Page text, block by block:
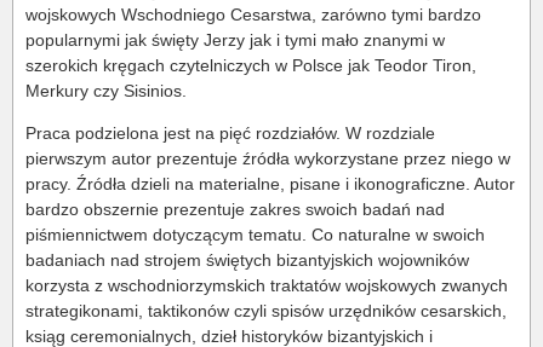
wojskowych Wschodniego Cesarstwa, zarówno tymi bardzo
popularnymi jak święty Jerzy jak i tymi mało znanymi w
szerokich kręgach czytelniczych w Polsce jak Teodor Tiron,
Merkury czy Sisinios.
Praca podzielona jest na pięć rozdziałów. W rozdziale
pierwszym autor prezentuje źródła wykorzystane przez niego w
pracy. Źródła dzieli na materialne, pisane i ikonograficzne. Autor
bardzo obszernie prezentuje zakres swoich badań nad
piśmiennictwem dotyczącym tematu. Co naturalne w swoich
badaniach nad strojem świętych bizantyjskich wojowników
korzysta z wschodniorzymskich traktatów wojskowych zwanych
strategikonami, taktikonów czyli spisów urzędników cesarskich,
ksiąg ceremonialnych, dzieł historyków bizantyjskich i